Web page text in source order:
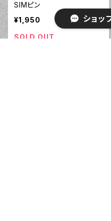
SIMピン
¥1,950
SOLD OUT
ショッ